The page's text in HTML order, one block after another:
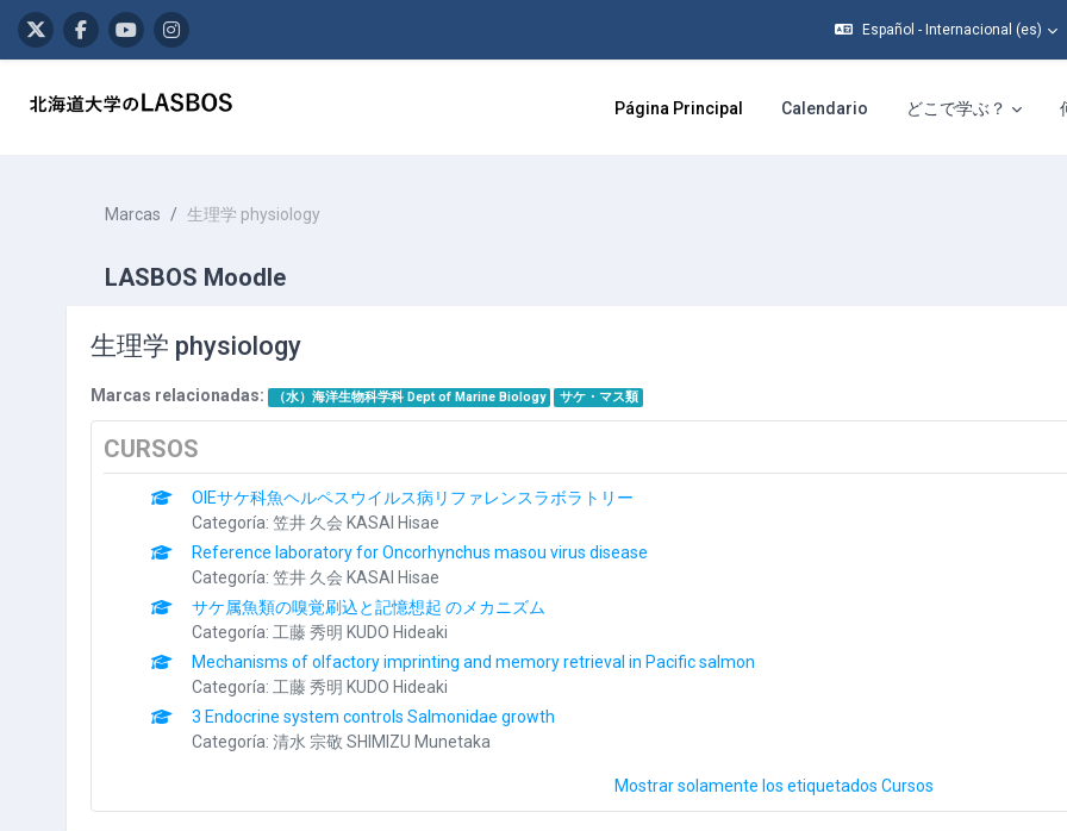
Español - Internacional ‎(es)‎
Página Principal Calendario どこで学ぶ？
Marcas 生理学 physiology
LASBOS Moodle
生理学 physiology
Marcas relacionadas: （水）海洋生物科学科 Dept of Marine Biology サケ・マス類
CURSOS
OIEサケ科魚ヘルペスウイルス病リファレンスラボラトリー
Categoría: 笠井 久会 KASAI Hisae
Reference laboratory for Oncorhynchus masou virus disease
Categoría: 笠井 久会 KASAI Hisae
サケ属魚類の嗅覚刷込と記憶想起 のメカニズム
Categoría: 工藤 秀明 KUDO Hideaki
Mechanisms of olfactory imprinting and memory retrieval in Pacific salmon
Categoría: 工藤 秀明 KUDO Hideaki
3 Endocrine system controls Salmonidae growth
Categoría: 清水 宗敬 SHIMIZU Munetaka
Mostrar solamente los etiquetados Cursos